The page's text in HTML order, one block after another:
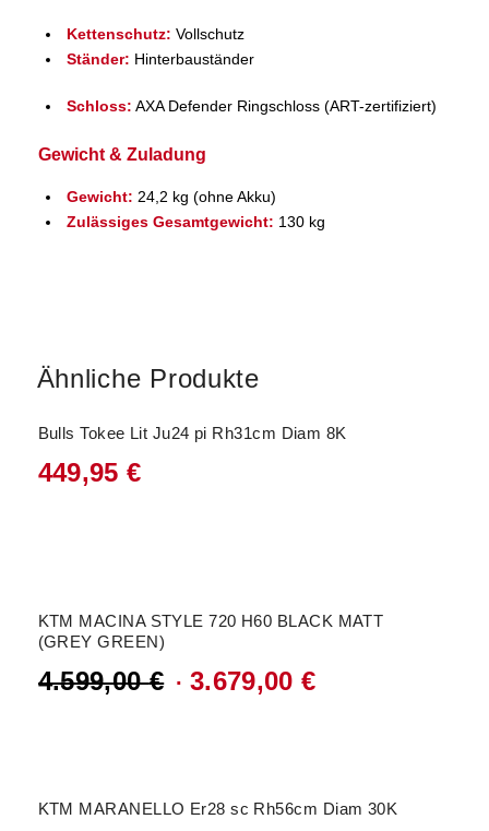
Kettenschutz: Vollschutz
Ständer: Hinterbauständer
Schloss: AXA Defender Ringschloss (ART-zertifiziert)
Gewicht & Zuladung
Gewicht: 24,2 kg (ohne Akku)
Zulässiges Gesamtgewicht: 130 kg
Ähnliche Produkte
Bulls Tokee Lit Ju24 pi Rh31cm Diam 8K
449,95€
KTM MACINA STYLE 720 H60 BLACK MATT
(GREY GREEN)
4.599,00€
Ursprünglicher
4.599,00 €
3.679,00€
3.679,00 €.
KTM MARANELLO Er28 sc Rh56cm Diam 30K